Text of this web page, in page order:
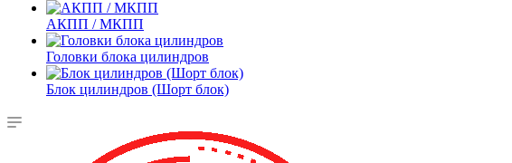
АКПП / МКПП
Головки блока цилиндров
Блок цилиндров (Шорт блок)